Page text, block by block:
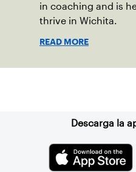
in coaching and is
thrive in Wichita.
READ MORE
Descarga la